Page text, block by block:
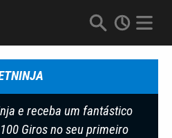
e receba um fantástico
Giros no seu primeiro